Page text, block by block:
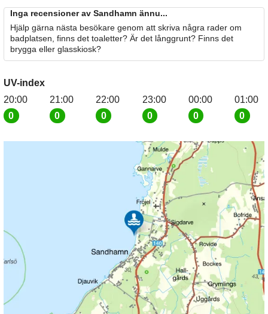
Inga recensioner av Sandhamn ännu...
Hjälp gärna nästa besökare genom att skriva några rader om
badplatsen, finns det toaletter? Är det långgrunt? Finns det
brygga eller glasskiosk?
UV-index
20:00
0
21:00
0
22:00
0
23:00
0
00:00
0
01:00
0